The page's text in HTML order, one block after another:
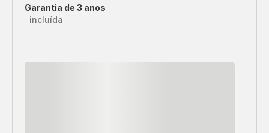
Garantia de 3 anos
incluída